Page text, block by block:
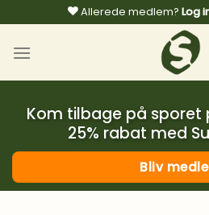
til
indhold
Allerede medlem? Log
Kom tilbage på sporet
25% rabat med
Bliv